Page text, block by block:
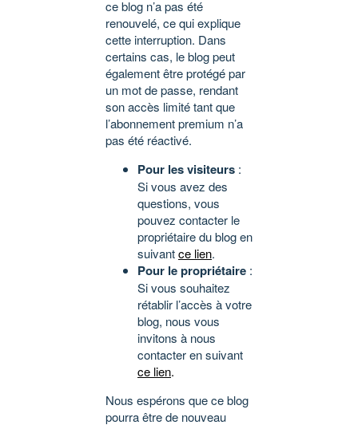
ce blog n’a pas été
renouvelé, ce qui explique
cette interruption. Dans
certains cas, le blog peut
également être protégé par
un mot de passe, rendant
son accès limité tant que
l’abonnement premium n’a
pas été réactivé.
Pour les visiteurs :
Si vous avez des
questions, vous
pouvez contacter le
propriétaire du blog en
suivantce lien.
Pour le propriétaire :
Si vous souhaitez
rétablir l’accès à votre
blog, nous vous
invitons à nous
contacter en suivant
ce lien.
Nous espérons que ce blog
pourra être de nouveau